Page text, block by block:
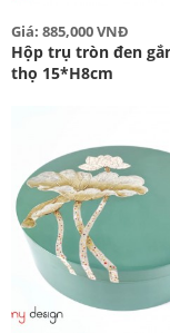
Giá: 885,000 VNĐ
Hộp trụ tròn đen
thọ 15*H8cm